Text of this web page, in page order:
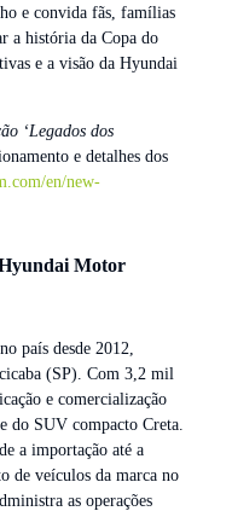
e convida fãs, famílias
a história da Copa do
e a visão da Hyundai
‘Legados dos
e detalhes dos
en/new-
Motor
país desde 2012,
(SP). Com 3,2 mil
e comercialização
do SUV compacto Creta.
a importação até a
de veículos da marca no
as operações